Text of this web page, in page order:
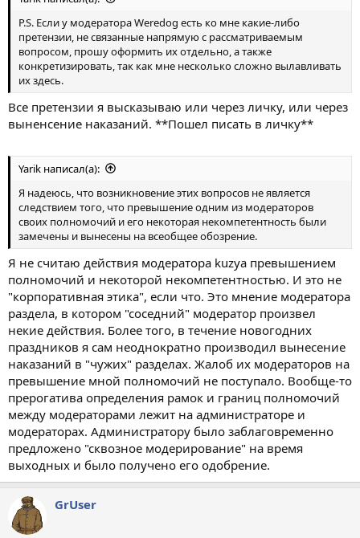
P.S. Если у модератора Weredog есть ко мне какие-либо
претензии, не связанные напрямую с рассматриваемым
вопросом, прошу оформить их отдельно, а также
конкретизировать, так как мне несколько сложно вылавливать
их здесь.
Все претензии я высказываю или через личку, или через
выненсение наказаний. **Пошел писать в личку**
Yarik написал(а):
Я надеюсь, что возникновение этих вопросов не является
следствием того, что превышение одним из модераторов
своих полномочий и его некоторая некомпетентность были
замечены и вынесены на всеобщее обозрение.
Я не считаю действия модератора kuzya превышением
полномочий и некоторой некомпетентностью. И это не
"корпоративная этика", если что. Это мнение модератора
раздела, в котором "соседний" модератор произвел
некие действия. Более того, в течение новогодних
праздников я сам неоднократно производил вынесение
наказаний в "чужих" разделах. Жалоб их модераторов на
превышение мной полномочий не поступало. Вообще-то
прерогатива определения рамок и границ полномочий
между модераторами лежит на администраторе и
модераторах. Администратору было заблаговременно
предложено "сквозное модерирование" на время
выходных и было получено его одобрение.
GrUser